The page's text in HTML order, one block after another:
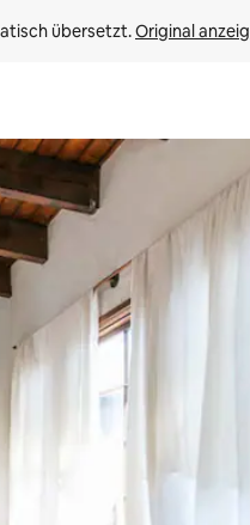
übersetzt. Original
erkunde die Ergebnisse